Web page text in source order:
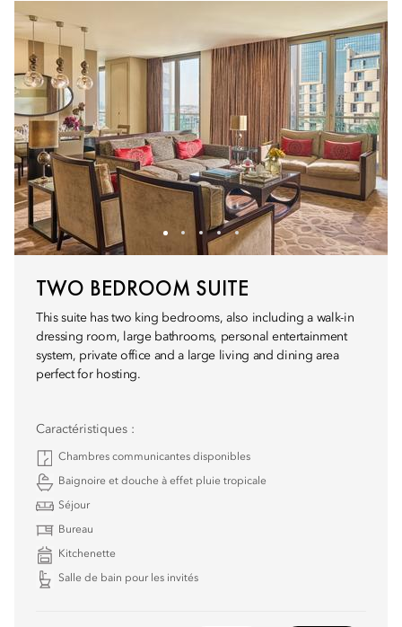
TWO BEDROOM SUITE
This suite has two king bedrooms, also including a walk-in
dressing room, large bathrooms, personal entertainment
system, private office and a large living and dining area
perfect for hosting.
Caractéristiques :
Chambres communicantes disponibles
Baignoire et douche à effet pluie tropicale
Séjour
Bureau
Kitchenette
Salle de bain pour les invités